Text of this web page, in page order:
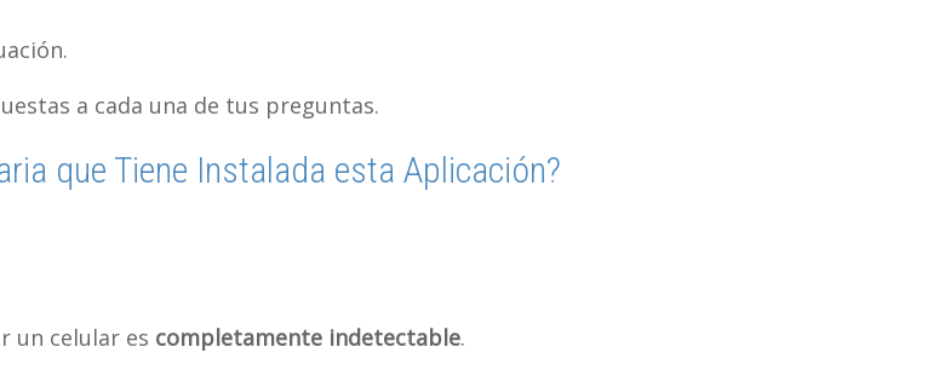
a cada una de tus preguntas.
que Tiene Instalada esta Aplicación?
un celular es completamente indetectable.